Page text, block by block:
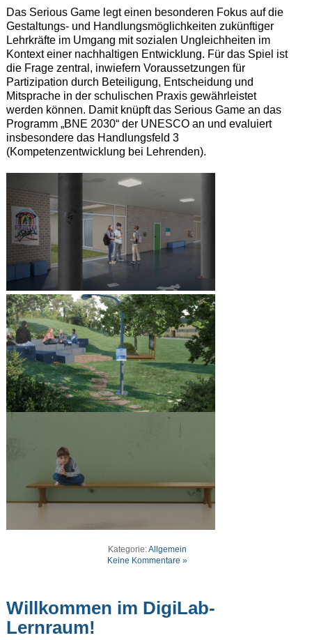
Das Serious Game legt einen besonderen Fokus auf die
Gestaltungs- und Handlungsmöglichkeiten zukünftiger
Lehrkräfte im Umgang mit sozialen Ungleichheiten im
Kontext einer nachhaltigen Entwicklung. Für das Spiel ist
die Frage zentral, inwiefern Voraussetzungen für
Partizipation durch Beteiligung, Entscheidung und
Mitsprache in der schulischen Praxis gewährleistet
werden können. Damit knüpft das Serious Game an das
Programm „BNE 2030“ der UNESCO an und evaluiert
insbesondere das Handlungsfeld 3
(Kompetenzentwicklung bei Lehrenden).
Kategorie:Allgemein
Keine Kommentare »
Willkommen im DigiLab-
Lernraum!